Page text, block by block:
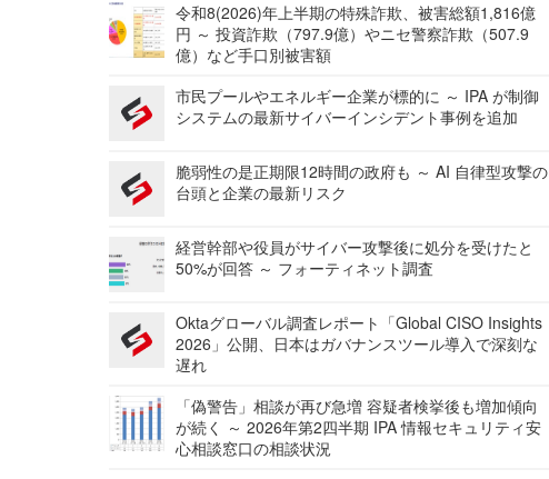
令和8(2026)年上半期の特殊詐欺、被害総額1,816億
円 ～ 投資詐欺（797.9億）やニセ警察詐欺（507.9
億）など手口別被害額
市民プールやエネルギー企業が標的に ～ IPA が制御
システムの最新サイバーインシデント事例を追加
脆弱性の是正期限12時間の政府も ～ AI 自律型攻撃の
台頭と企業の最新リスク
経営幹部や役員がサイバー攻撃後に処分を受けたと
50%が回答 ～ フォーティネット調査
Oktaグローバル調査レポート「Global CISO Insights
2026」公開、日本はガバナンスツール導入で深刻な
遅れ
「偽警告」相談が再び急増 容疑者検挙後も増加傾向
が続く ～ 2026年第2四半期 IPA 情報セキュリティ安
心相談窓口の相談状況